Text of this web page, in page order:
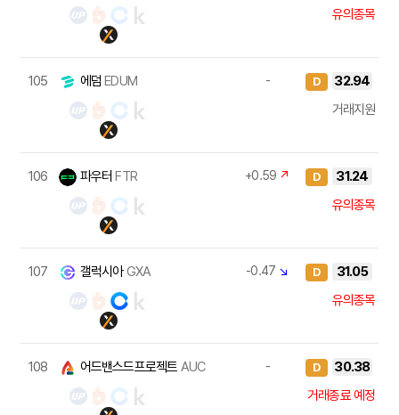
유의종목
105 에덤EDUM - D
32.94
거래지원
106 파우터FTR +0.59 ↗ D
31.24
유의종목
107 갤럭시아GXA -0.47 ↘ D
31.05
유의종목
108 어드밴스드프로젝트 AUC - D
30.38
거래종료 예정